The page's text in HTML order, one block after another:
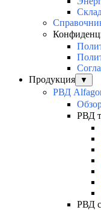
Продукция
▼
РВД
РВД
РВД с